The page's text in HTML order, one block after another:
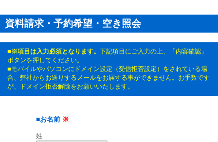
資料請求・予約希望・ 空き照会
■※項目は入力必須となります。 下記項目にご入力の上、「内容確認」
ボタンを押してください。
■モバイルやパソコンにドメイン設定（受信拒否設定）をされている場
合、弊社からお送りするメールをお届する事ができません。お手数です
が、ドメイン拒否解除をお願いいたします。
■お名前 ※
姓